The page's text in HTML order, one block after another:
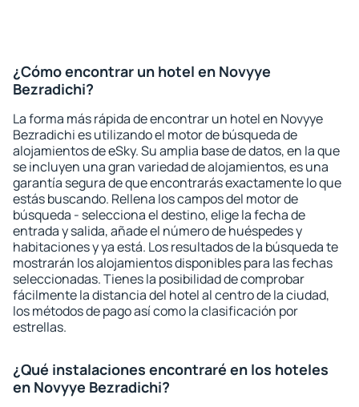
¿Cómo encontrar un hotel en Novyye
Bezradichi?
La forma más rápida de encontrar un hotel en Novyye
Bezradichi es utilizando el motor de búsqueda de
alojamientos de eSky. Su amplia base de datos, en la que
se incluyen una gran variedad de alojamientos, es una
garantía segura de que encontrarás exactamente lo que
estás buscando. Rellena los campos del motor de
búsqueda - selecciona el destino, elige la fecha de
entrada y salida, añade el número de huéspedes y
habitaciones y ya está. Los resultados de la búsqueda te
mostrarán los alojamientos disponibles para las fechas
seleccionadas. Tienes la posibilidad de comprobar
fácilmente la distancia del hotel al centro de la ciudad,
los métodos de pago así como la clasificación por
estrellas.
¿Qué instalaciones encontraré en los hoteles
en Novyye Bezradichi?